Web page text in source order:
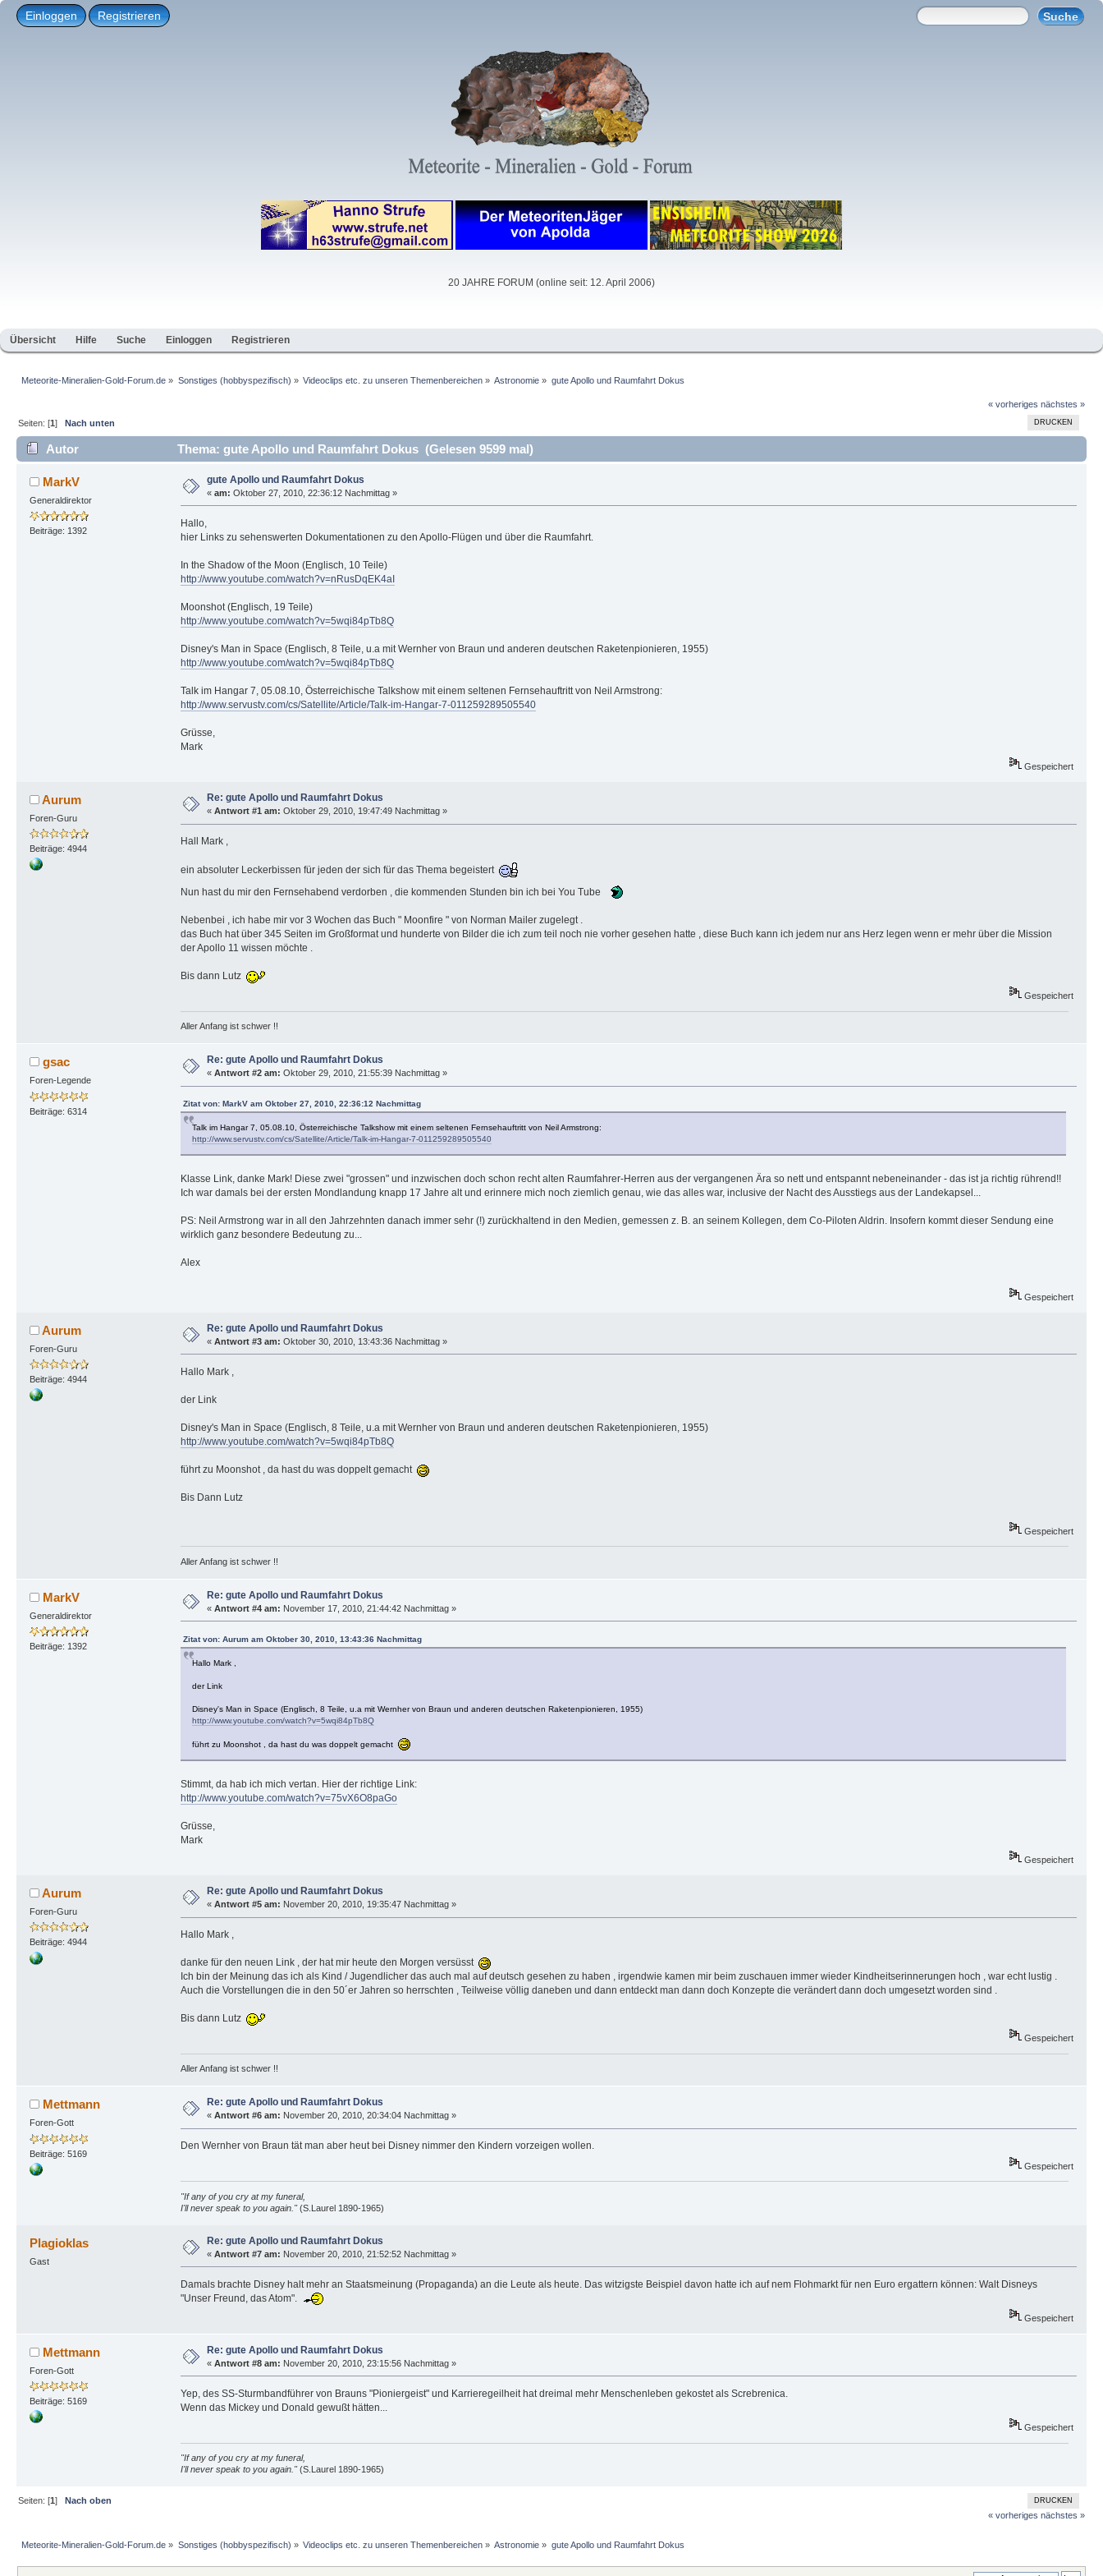
Einloggen Registrieren
20 JAHRE FORUM (online seit: 12. April 2006)
Übersicht Hilfe Suche Einloggen Registrieren
Meteorite-Mineralien-Gold-Forum.de » Sonstiges (hobbyspezifisch) » Videoclips etc. zu unseren Themenbereichen» Astronomie » gute Apollo und Raumfahrt Dokus
« vorheriges nächstes »
DRUCKEN
Seiten: [1]Nach unten
Autor Thema: gute Apollo und Raumfahrt Dokus (Gelesen 9599 mal)
MarkV
Generaldirektor
Beiträge: 1392
gute Apollo und Raumfahrt Dokus
« am: Oktober 27, 2010, 22:36:12 Nachmittag »
Hallo,
hier Links zu sehenswerten Dokumentationen zu den Apollo-Flügen und über die Raumfahrt.
In the Shadow of the Moon (Englisch, 10 Teile)
http://www.youtube.com/watch?v=nRusDqEK4aI
Moonshot (Englisch, 19 Teile)
http://www.youtube.com/watch?v=5wqi84pTb8Q
Disney's Man in Space (Englisch, 8 Teile, u.a mit Wernher von Braun und anderen deutschen Raketenpionieren, 1955)
http://www.youtube.com/watch?v=5wqi84pTb8Q
Talk im Hangar 7, 05.08.10, Österreichische Talkshow mit einem seltenen Fernsehauftritt von Neil Armstrong:
http://www.servustv.com/cs/Satellite/Article/Talk-im-Hangar-7-011259289505540
Grüsse,
Mark
Gespeichert
Aurum
Foren-Guru
Beiträge: 4944
Re: gute Apollo und Raumfahrt Dokus
« Antwort #1 am: Oktober 29, 2010, 19:47:49 Nachmittag »
Hall Mark ,
ein absoluter Leckerbissen für jeden der sich für das Thema begeistert
Nun hast du mir den Fernsehabend verdorben , die kommenden Stunden bin ich bei You Tube
Nebenbei , ich habe mir vor 3 Wochen das Buch " Moonfire " von Norman Mailer zugelegt .
das Buch hat über 345 Seiten im Großformat und hunderte von Bilder die ich zum teil noch nie vorher gesehen hatte , diese Buch kann ich jedem nur ans Herz legen wenn er mehr über die Mission
der Apollo 11 wissen möchte .
Bis dann Lutz
Gespeichert
Aller Anfang ist schwer !!
gsac
Foren-Legende
Beiträge: 6314
Re: gute Apollo und Raumfahrt Dokus
« Antwort #2 am: Oktober 29, 2010, 21:55:39 Nachmittag »
Zitat von: MarkV am Oktober 27, 2010, 22:36:12 Nachmittag
Talk im Hangar 7, 05.08.10, Österreichische Talkshow mit einem seltenen Fernsehauftritt von Neil Armstrong:
http://www.servustv.com/cs/Satellite/Article/Talk-im-Hangar-7-011259289505540
Klasse Link, danke Mark! Diese zwei "grossen" und inzwischen doch schon recht alten Raumfahrer-Herren aus der vergangenen Ära so nett und entspannt nebeneinander - das ist ja richtig rührend!!
Ich war damals bei der ersten Mondlandung knapp 17 Jahre alt und erinnere mich noch ziemlich genau, wie das alles war, inclusive der Nacht des Ausstiegs aus der Landekapsel...
PS: Neil Armstrong war in all den Jahrzehnten danach immer sehr (!) zurückhaltend in den Medien, gemessen z. B. an seinem Kollegen, dem Co-Piloten Aldrin. Insofern kommt dieser Sendung eine
wirklich ganz besondere Bedeutung zu...
Alex
Gespeichert
Aurum
Foren-Guru
Beiträge: 4944
Re: gute Apollo und Raumfahrt Dokus
« Antwort #3 am: Oktober 30, 2010, 13:43:36 Nachmittag »
Hallo Mark ,
der Link
Disney's Man in Space (Englisch, 8 Teile, u.a mit Wernher von Braun und anderen deutschen Raketenpionieren, 1955)
http://www.youtube.com/watch?v=5wqi84pTb8Q
führt zu Moonshot , da hast du was doppelt gemacht
Bis Dann Lutz
Gespeichert
Aller Anfang ist schwer !!
MarkV
Generaldirektor
Beiträge: 1392
Re: gute Apollo und Raumfahrt Dokus
« Antwort #4 am: November 17, 2010, 21:44:42 Nachmittag »
Zitat von: Aurum am Oktober 30, 2010, 13:43:36 Nachmittag
Hallo Mark ,
der Link
Disney's Man in Space (Englisch, 8 Teile, u.a mit Wernher von Braun und anderen deutschen Raketenpionieren, 1955)
http://www.youtube.com/watch?v=5wqi84pTb8Q
führt zu Moonshot , da hast du was doppelt gemacht
Stimmt, da hab ich mich vertan. Hier der richtige Link:
http://www.youtube.com/watch?v=75vX6O8paGo
Grüsse,
Mark
Gespeichert
Aurum
Foren-Guru
Beiträge: 4944
Re: gute Apollo und Raumfahrt Dokus
« Antwort #5 am: November 20, 2010, 19:35:47 Nachmittag »
Hallo Mark ,
danke für den neuen Link , der hat mir heute den Morgen versüsst
Ich bin der Meinung das ich als Kind / Jugendlicher das auch mal auf deutsch gesehen zu haben , irgendwie kamen mir beim zuschauen immer wieder Kindheitserinnerungen hoch , war echt lustig .
Auch die Vorstellungen die in den 50´er Jahren so herrschten , Teilweise völlig daneben und dann entdeckt man dann doch Konzepte die verändert dann doch umgesetzt worden sind .
Bis dann Lutz
Gespeichert
Aller Anfang ist schwer !!
Mettmann
Foren-Gott
Beiträge: 5169
Re: gute Apollo und Raumfahrt Dokus
« Antwort #6 am: November 20, 2010, 20:34:04 Nachmittag »
Den Wernher von Braun tät man aber heut bei Disney nimmer den Kindern vorzeigen wollen.
Gespeichert
"If any of you cry at my funeral,
I'll never speak to you again."(S.Laurel 1890-1965)
Plagioklas
Gast
Re: gute Apollo und Raumfahrt Dokus
« Antwort #7 am: November 20, 2010, 21:52:52 Nachmittag »
Damals brachte Disney halt mehr an Staatsmeinung (Propaganda) an die Leute als heute. Das witzigste Beispiel davon hatte ich auf nem Flohmarkt für nen Euro ergattern können: Walt Disneys
"Unser Freund, das Atom".
Gespeichert
Mettmann
Foren-Gott
Beiträge: 5169
Re: gute Apollo und Raumfahrt Dokus
« Antwort #8 am: November 20, 2010, 23:15:56 Nachmittag »
Yep, des SS-Sturmbandführer von Brauns "Pioniergeist" und Karrieregeilheit hat dreimal mehr Menschenleben gekostet als Screbrenica.
Wenn das Mickey und Donald gewußt hätten...
Gespeichert
"If any of you cry at my funeral,
I'll never speak to you again."(S.Laurel 1890-1965)
DRUCKEN
Seiten: [1]
Nach oben
« vorheriges nächstes »
Meteorite-Mineralien-Gold-Forum.de » Sonstiges (hobbyspezifisch) » Videoclips etc. zu unseren Themenbereichen» Astronomie » gute Apollo und Raumfahrt Dokus